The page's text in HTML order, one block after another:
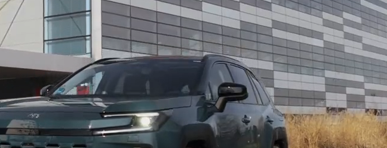
Dvě tváře elektrifikované síly:
Vyberte si plně hybridní systém
pro bezstarostnou každodenní úsporu, nebo Plug-in Hybrid, který nabízí
bleskovou akceleraci a čistě elektrický dojezd ideální pro město.
Inteligentní pohon všech kol AWD-i:Užijte si jistotu a maximální trakci
za každé situace. Tento pokročilý systém automaticky zvyšuje
bezpečnost a zajišťuje suverénní průjezd náročným terénem i zimními
podmínkami.
Prémiový prostor bez kompromisů:Kabina plná kvalitních materiálů
nabízí špičkový komfort. Velkorysý a snadno přístupný zavazadlový
prostor pojme vše – od zavazadel přes sportovní vybavení až
po rodinné plány.